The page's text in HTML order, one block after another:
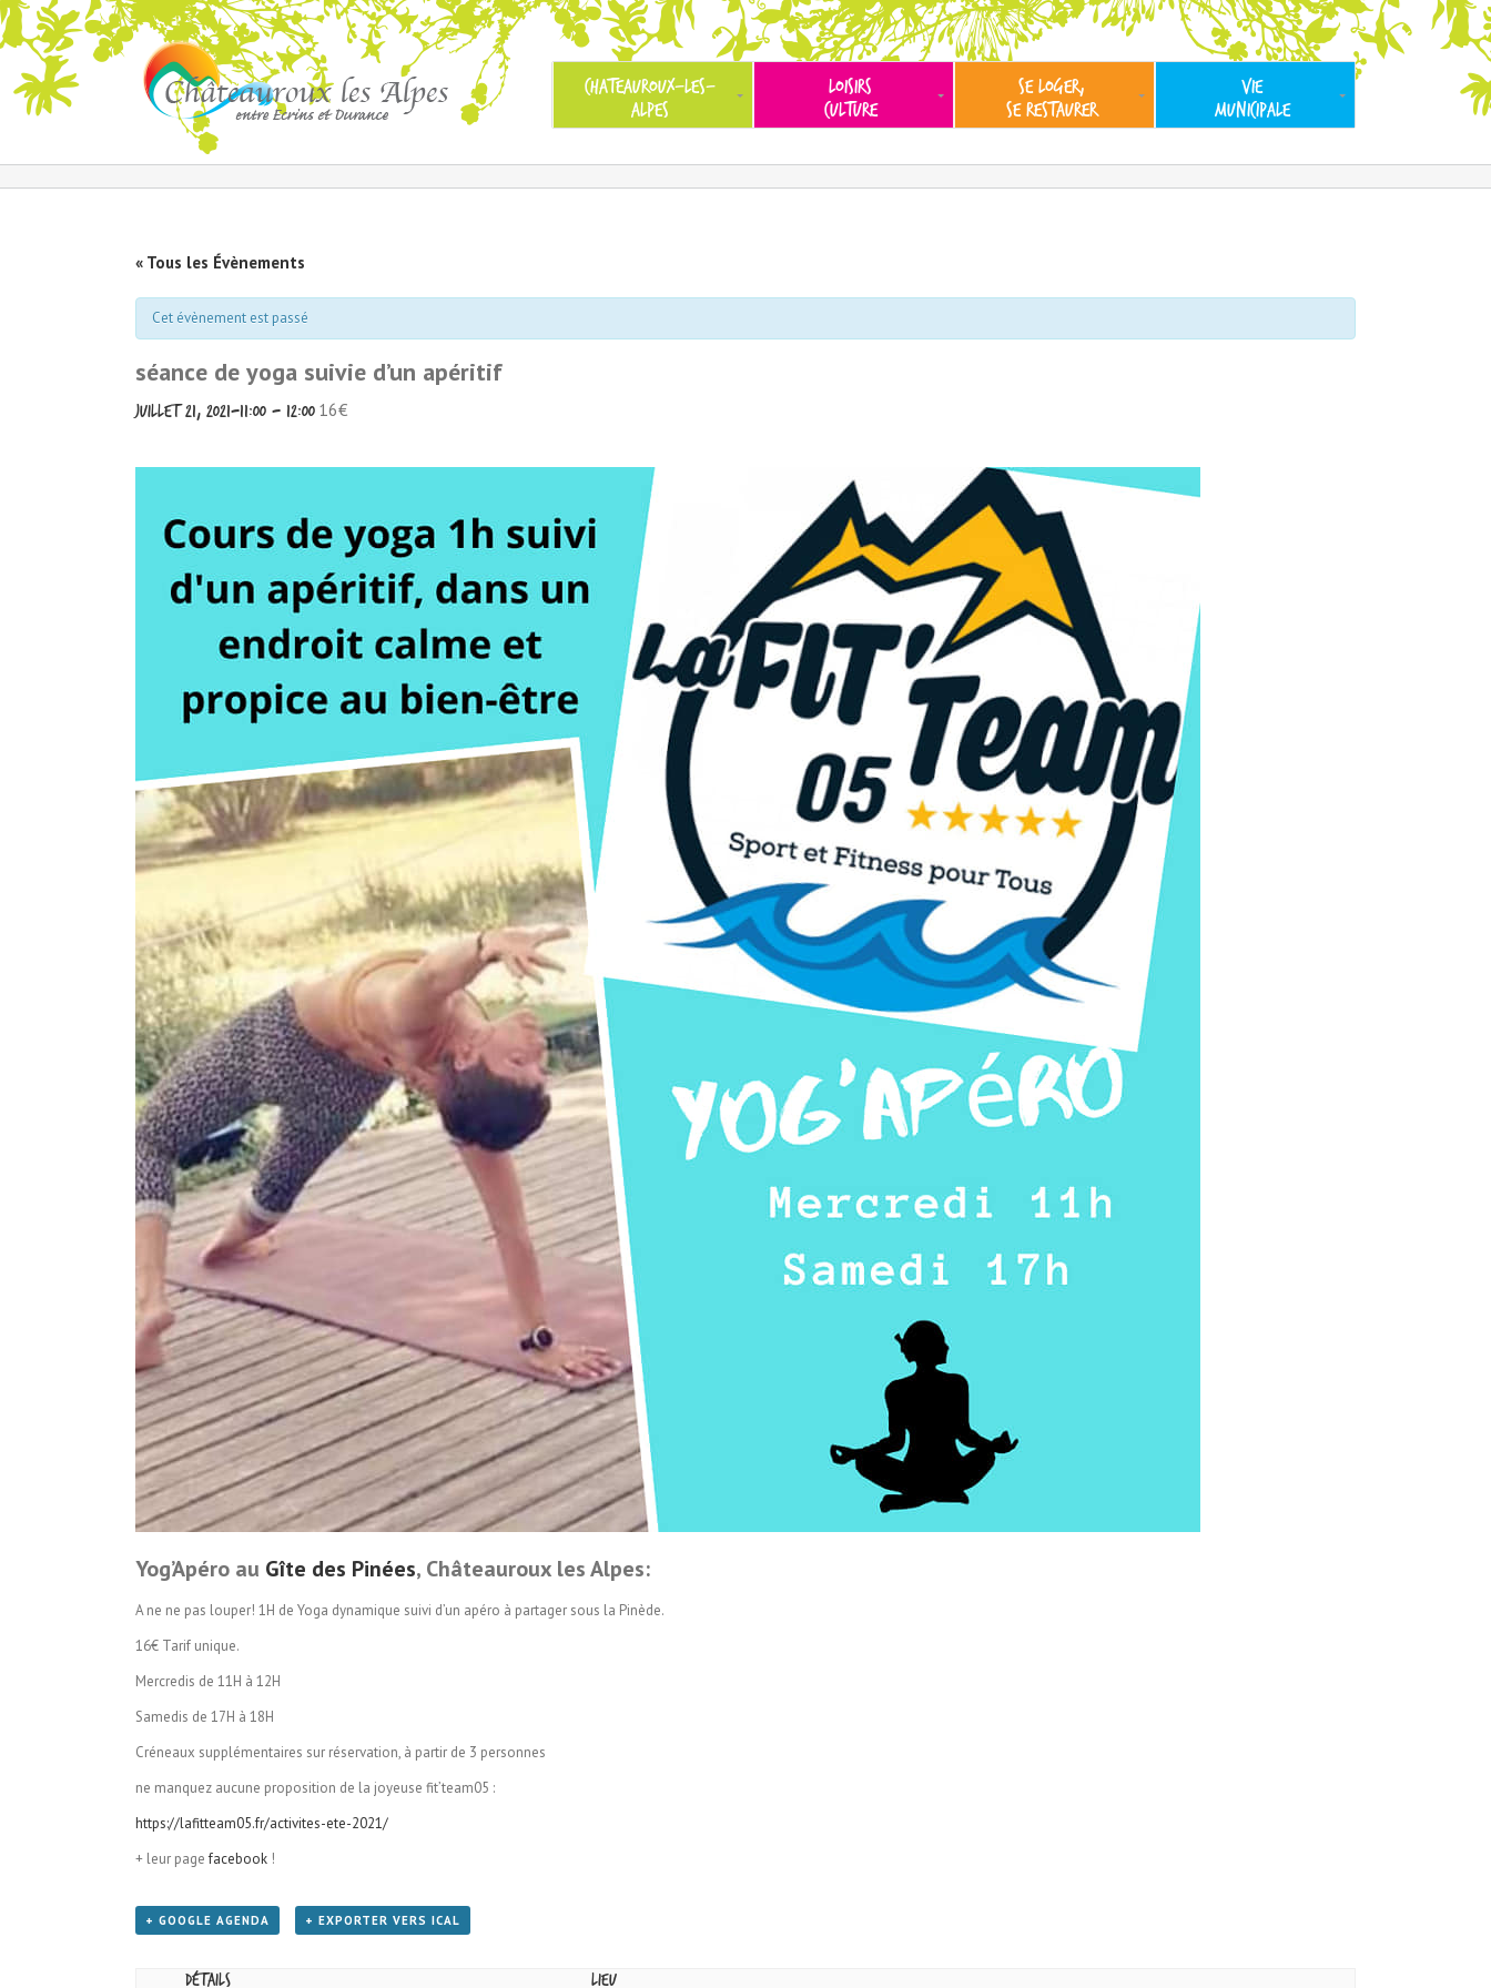
CHATEAUROUX-LES-
ALPES
LOISIRS
CULTURE
SE LOGER,
SE RESTAURER
VIE
MUNICIPALE
« Tous les Évènements
Cet évènement est passé
séance de yoga suivie d’un apéritif
juillet 21, 2021-11:00 - 12:00 16€
Yog’Apéro au Gîte des Pinées, Châteauroux les Alpes:
A ne ne pas louper! 1H de Yoga dynamique suivi d’un apéro à partager sous la Pinède.
16€ Tarif unique.
Mercredis de 11H à 12H
Samedis de 17H à 18H
Créneaux supplémentaires sur réservation, à partir de 3 personnes
ne manquez aucune proposition de la joyeuse fit’team05 :
https://lafitteam05.fr/activites-ete-2021/
+ leur pagefacebook !
+ GOOGLE AGENDA + EXPORTER VERS ICAL
Détails Lieu